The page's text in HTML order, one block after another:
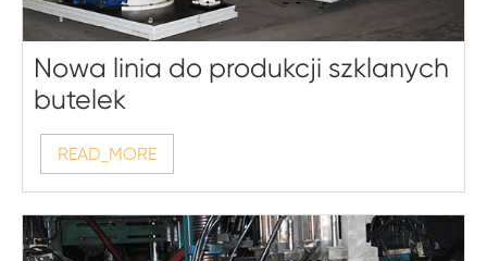
Nowa linia do produkcji szklanych
butelek
READ_MORE